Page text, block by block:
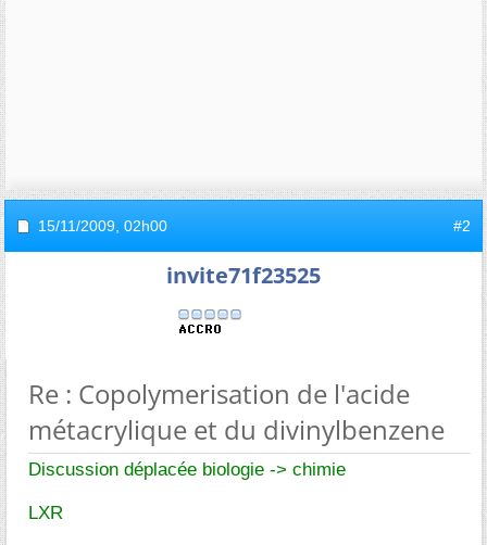
15/11/2009, 02h00 #2
invite71f23525
Re : Copolymerisation de l'acide
métacrylique et du divinylbenzene
Discussion déplacée biologie -> chimie
LXR